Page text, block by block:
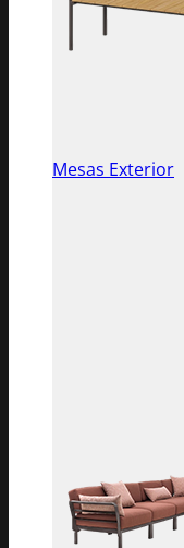
Mesas Exterior